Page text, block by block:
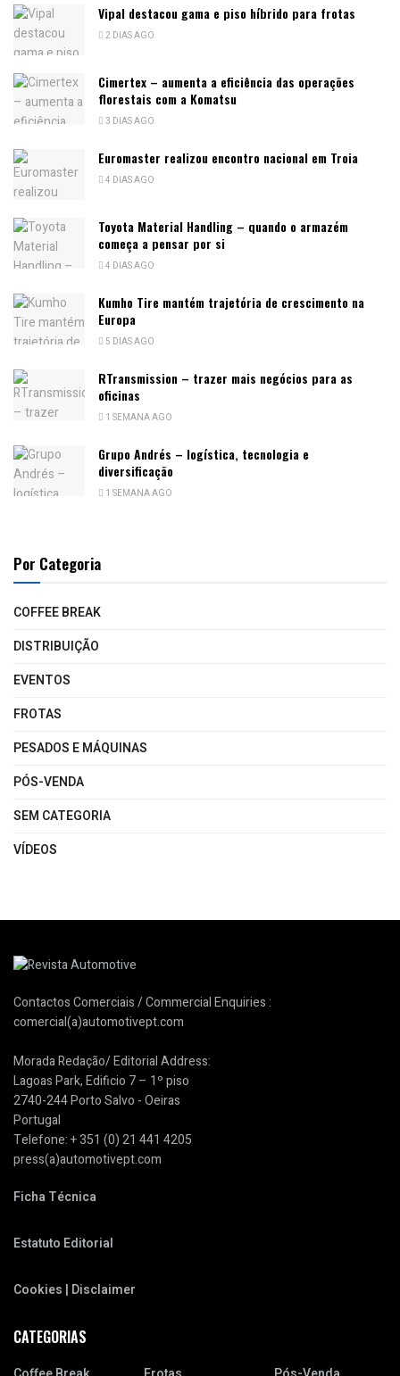
Vipal destacou gama e piso híbrido para frotas
2 DIAS AGO
Cimertex – aumenta a eficiência das operações
florestais com a Komatsu
3 DIAS AGO
Euromaster realizou encontro nacional em Troia
4 DIAS AGO
Toyota Material Handling – quando o armazém
começa a pensar por si
4 DIAS AGO
Kumho Tire mantém trajetória de crescimento na
Europa
5 DIAS AGO
RTransmission – trazer mais negócios para as
oficinas
1 SEMANA AGO
Grupo Andrés – logística, tecnologia e
diversificação
1 SEMANA AGO
Por Categoria
COFFEE BREAK
DISTRIBUIÇÃO
EVENTOS
FROTAS
PESADOS E MÁQUINAS
PÓS-VENDA
SEM CATEGORIA
VÍDEOS
Contactos Comerciais / Commercial Enquiries :
comercial(a)automotivept.com
Morada Redação/ Editorial Address:
Lagoas Park, Edificio 7 – 1º piso
2740-244 Porto Salvo - Oeiras
Portugal
Telefone: + 351 (0) 21 441 4205
press(a)automotivept.com
Ficha Técnica
Estatuto Editorial
Cookies | Disclaimer
CATEGORIAS